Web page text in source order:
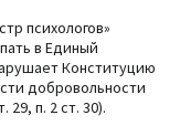
психологов»
в Единый
Конституцию
добровольности
29, п. 2 ст. 30).